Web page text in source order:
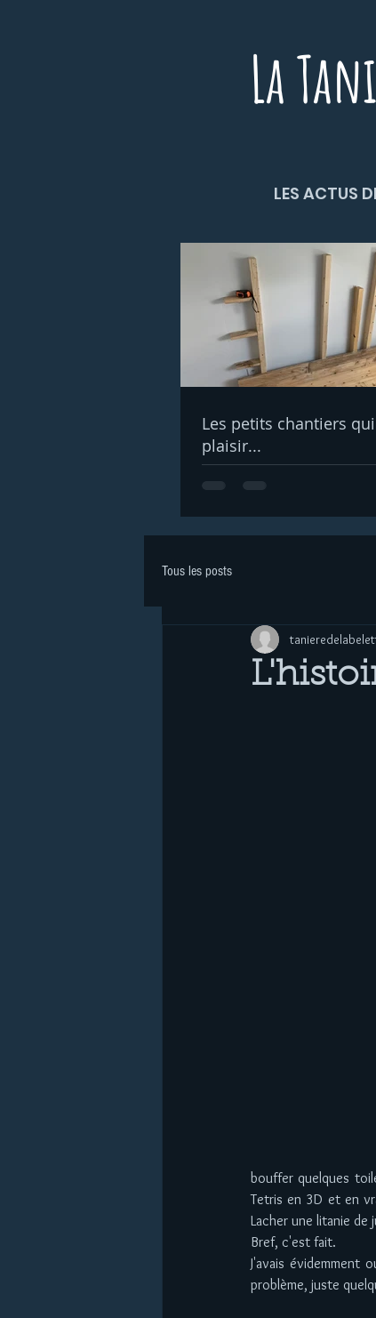
La
LES ACTUS
Les petits chantiers
plaisir...
Tous les posts
bouffer quelques
Tetris en 3D et en
Lacher une litanie
Bref, c'est fait.
J'avais évidemment
problème, juste